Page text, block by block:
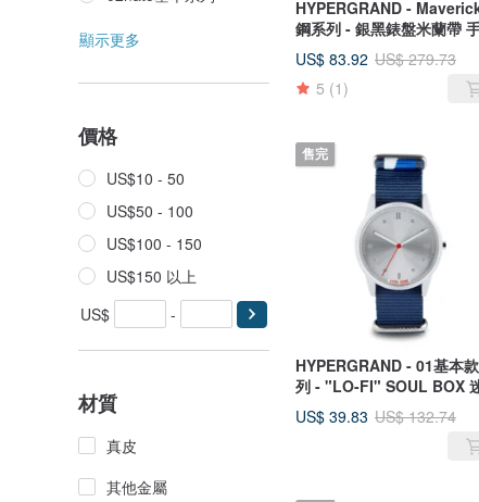
顯示更多
價格
US$10 - 50
US$50 - 100
US$100 - 150
US$150 以上
US$
-
材質
真皮
其他金屬
HYPERGRAND -
鋼系列 - 銀黑錶盤米蘭帶
US$ 83.92 US$ 279.73
5 (1)
售完
HYPERGRAND - 01基本
列 - "LO-FI" SOUL BOX
靈魂 手錶
US$ 39.83 US$ 132.74